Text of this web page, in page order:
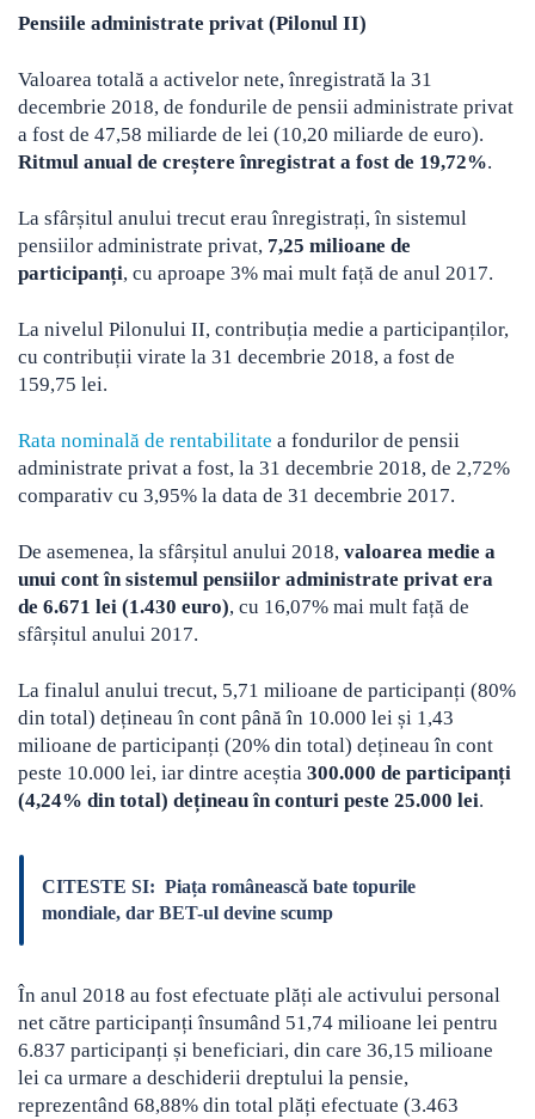
Pensiile administrate privat (Pilonul II)
Valoarea totală a activelor nete, înregistrată la 31
decembrie 2018, de fondurile de pensii administrate privat
a fost de 47,58 miliarde de lei (10,20 miliarde de euro).
Ritmul anual de creștere înregistrat a fost de 19,72%.
La sfârșitul anului trecut erau înregistrați, în sistemul
pensiilor administrate privat, 7,25 milioane de
participanți, cu aproape 3% mai mult față de anul 2017.
La nivelul Pilonului II, contribuția medie a participanților,
cu contribuții virate la 31 decembrie 2018, a fost de
159,75 lei.
Rata nominală de rentabilitate a fondurilor de pensii
administrate privat a fost, la 31 decembrie 2018, de 2,72%
comparativ cu 3,95% la data de 31 decembrie 2017.
De asemenea, la sfârșitul anului 2018, valoarea medie a
unui cont în sistemul pensiilor administrate privat era
de 6.671 lei (1.430 euro), cu 16,07% mai mult față de
sfârșitul anului 2017.
La finalul anului trecut, 5,71 milioane de participanți (80%
din total) dețineau în cont până în 10.000 lei și 1,43
milioane de participanți (20% din total) dețineau în cont
peste 10.000 lei, iar dintre aceștia 300.000 de participanți
(4,24% din total) dețineau în conturi peste 25.000 lei.
CITESTE SI: Piața românească bate topurile
mondiale, dar BET-ul devine scump
În anul 2018 au fost efectuate plăți ale activului personal
net către participanți însumând 51,74 milioane lei pentru
6.837 participanți și beneficiari, din care 36,15 milioane
lei ca urmare a deschiderii dreptului la pensie,
reprezentând 68,88% din total plăți efectuate (3.463